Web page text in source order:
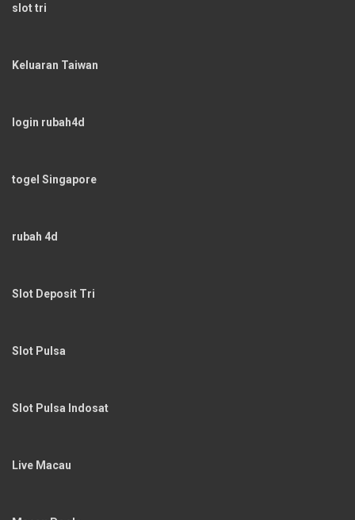
slot tri
Keluaran Taiwan
login rubah4d
togel Singapore
rubah 4d
Slot Deposit Tri
Slot Pulsa
Slot Pulsa Indosat
Live Macau